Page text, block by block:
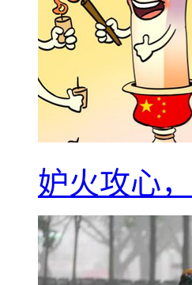
妒火攻心